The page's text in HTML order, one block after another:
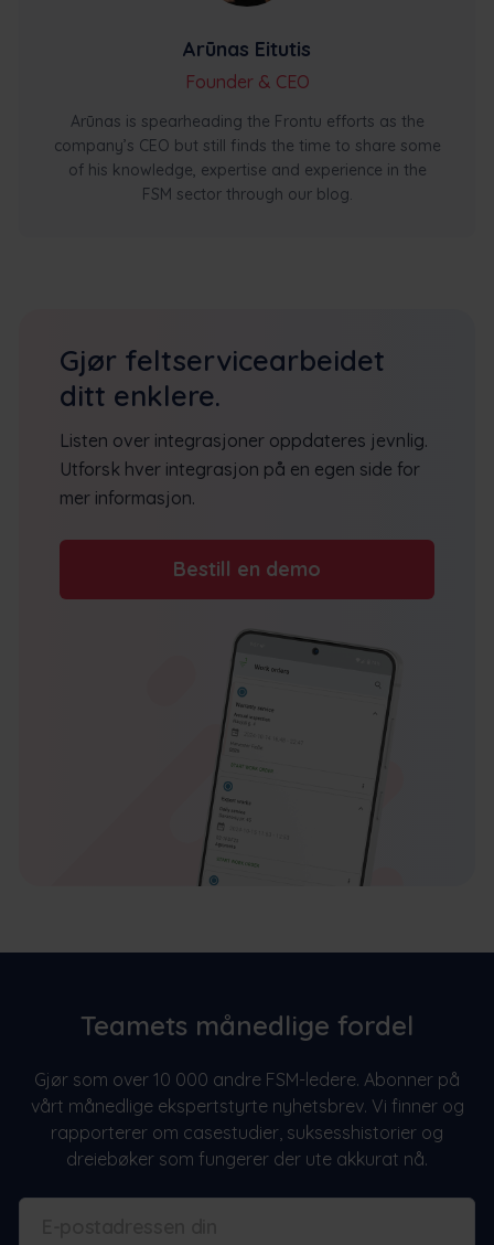
Arūnas Eitutis
Founder & CEO
Arūnas is spearheading the Frontu efforts as the
company’s CEO but still finds the time to share some
of his knowledge, expertise and experience in the
FSM sector through our blog.
Gjør feltservicearbeidet
ditt enklere.
Listen over integrasjoner oppdateres jevnlig.
Utforsk hver integrasjon på en egen side for
mer informasjon.
Bestill en demo
Teamets månedlige fordel
Gjør som over 10 000 andre FSM-ledere. Abonner på
vårt månedlige ekspertstyrte nyhetsbrev. Vi finner og
rapporterer om casestudier, suksesshistorier og
dreiebøker som fungerer der ute akkurat nå.